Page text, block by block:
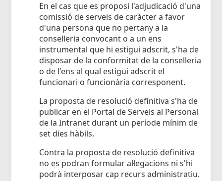
En el cas que es proposi l'adjudicació d'una
comissió de serveis de caràcter a favor
d'una persona que no pertany a la
conselleria convocant o a un ens
instrumental que hi estigui adscrit, s'ha de
disposar de la conformitat de la conselleria
o de l'ens al qual estigui adscrit el
funcionari o funcionària corresponent.
La proposta de resolució definitiva s'ha de
publicar en el Portal de Serveis al Personal
de la Intranet durant un període mínim de
set dies hàbils.
Contra la proposta de resolució definitiva
no es podran formular al·legacions ni s'hi
podrà interposar cap recurs administratiu.